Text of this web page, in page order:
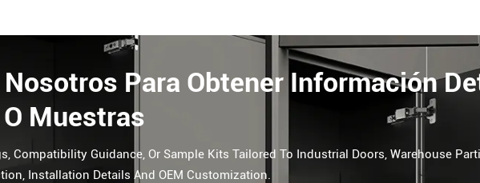
Para Obtener Información
Muestras
Compatibility Guidance, Or Sample Kits Tailored To Industrial Doors, Warehouse
Installation Details And OEM Customization.